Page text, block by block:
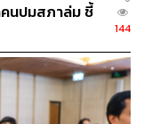
นปมสภาล่ม ชี้
144